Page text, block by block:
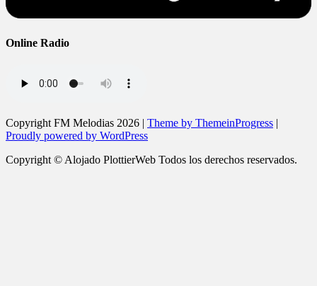
Online Radio
Copyright FM Melodias 2026 | Theme by ThemeinProgress |
Proudly powered by WordPress
Copyright © Alojado PlottierWeb Todos los derechos reservados.